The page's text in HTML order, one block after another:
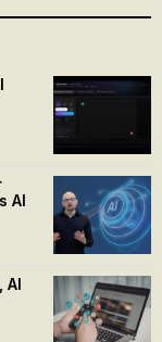
AI
AI